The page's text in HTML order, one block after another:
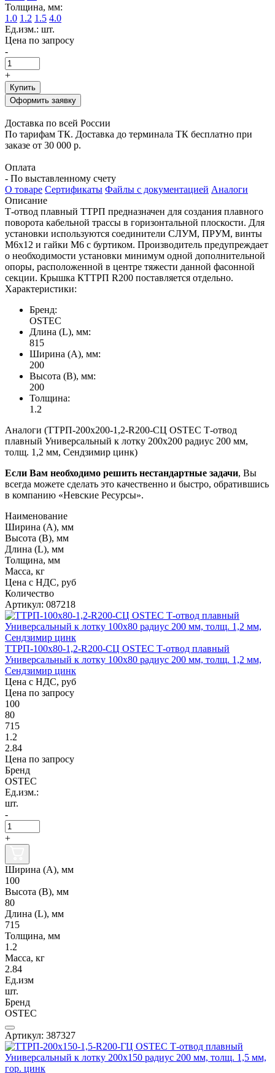
Толщина, мм:
1.0 1.2 1.5 4.0
Ед.изм.: шт.
Цена по запросу
-
+
Купить
Оформить заявку
Доставка по всей России
По тарифам ТК. Доставка до терминала ТК бесплатно при
заказе от 30 000 р.
Оплата
- По выставленному счету
О товаре Сертификаты Файлы с документацией Аналоги
Описание
Т-отвод плавный ТТРП предназначен для создания плавного
поворота кабельной трассы в горизонтальной плоскости. Для
установки используются соединители СЛУМ, ПРУМ, винты
М6х12 и гайки М6 с буртиком. Производитель предупреждает
о необходимости установки минимум одной дополнительной
опоры, расположенной в центре тяжести данной фасонной
секции. Крышка КТТРП R200 поставляется отдельно.
Характеристики:
Бренд:
OSTEC
Длина (L), мм:
815
Ширина (А), мм:
200
Высота (В), мм:
200
Толщина:
1.2
Аналоги (ТТРП-200х200-1,2-R200-СЦ OSTEC Т-отвод
плавный Универсальный к лотку 200х200 радиус 200 мм,
толщ. 1,2 мм, Сендзимир цинк)
Если Вам необходимо решить нестандартные задачи, Вы
всегда можете сделать это качественно и быстро, обратившись
в компанию «Невские Ресурсы».
Наименование
Ширина (А), мм
Высота (В), мм
Длина (L), мм
Толщина, мм
Масса, кг
Цена с НДС, руб
Количество
Артикул: 087218
ТТРП-100х80-1,2-R200-СЦ OSTEC Т-отвод плавный
Универсальный к лотку 100х80 радиус 200 мм, толщ. 1,2 мм,
Сендзимир цинк
Цена с НДС, руб
Цена по запросу
100
80
715
1.2
2.84
Цена по запросу
Бренд
OSTEC
Ед.изм.:
шт.
-
+
Ширина (А), мм
100
Высота (В), мм
80
Длина (L), мм
715
Толщина, мм
1.2
Масса, кг
2.84
Ед.изм
шт.
Бренд
OSTEC
Артикул: 387327